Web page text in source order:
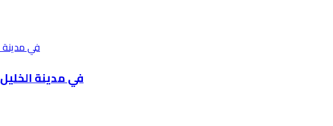
ترست ترعى وتؤمّن Food Expo 2026 في مدينة الخليل